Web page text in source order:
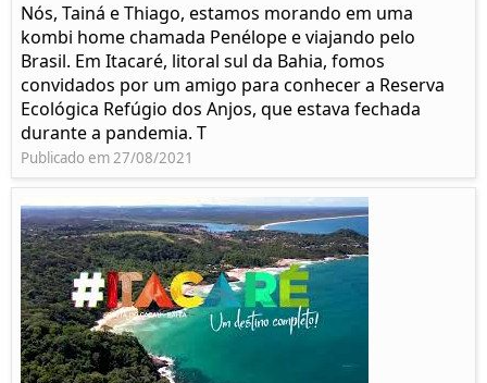
Nós, Tainá e Thiago, estamos morando em uma
kombi home chamada Penélope e viajando pelo
Brasil. Em Itacaré, litoral sul da Bahia, fomos
convidados por um amigo para conhecer a Reserva
Ecológica Refúgio dos Anjos, que estava fechada
durante a pandemia. T
Publicado em 27/08/2021